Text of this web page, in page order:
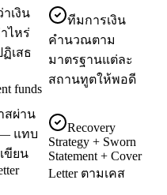
เงิน
ไหร่
เสธ
funds
ทีมการเงิน
คำนวณตาม
มาตรฐานแต่ละ
สถานทูตให้พอดี
สผ่าน
แทบ
ขียน
Recovery
Strategy + Sworn
Statement + Cover
Letter ตามเคส